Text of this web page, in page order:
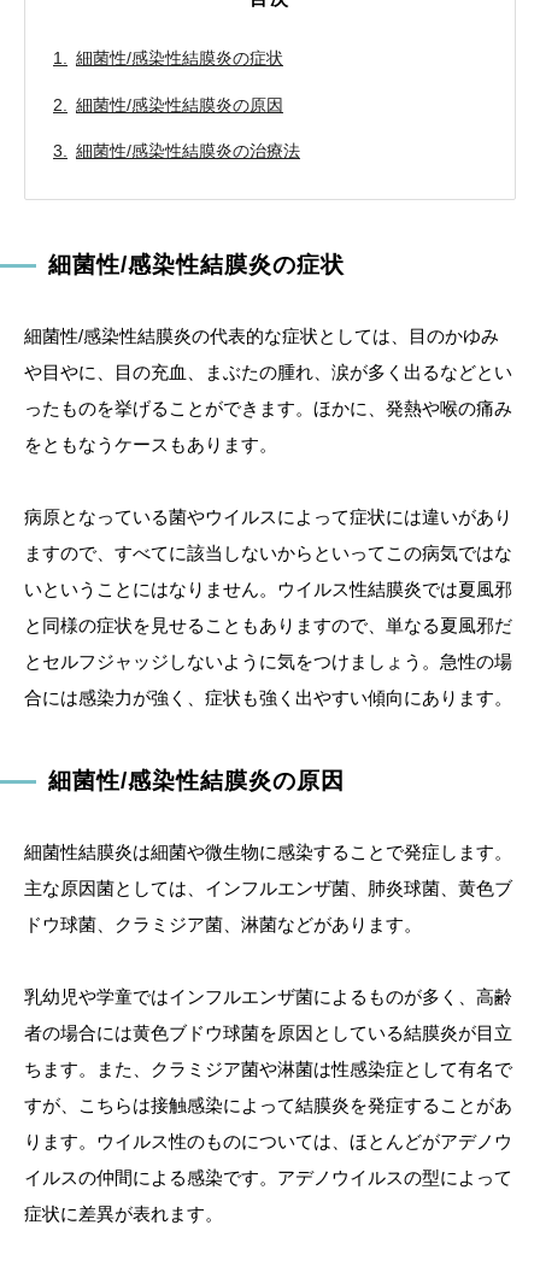
細菌性/感染性結膜炎の症状
細菌性/感染性結膜炎の原因
細菌性/感染性結膜炎の治療法
細菌性/感染性結膜炎の症状
細菌性/感染性結膜炎の代表的な症状としては、目のかゆみ
や目やに、目の充血、まぶたの腫れ、涙が多く出るなどとい
ったものを挙げることができます。ほかに、発熱や喉の痛み
をともなうケースもあります。
病原となっている菌やウイルスによって症状には違いがあり
ますので、すべてに該当しないからといってこの病気ではな
いということにはなりません。ウイルス性結膜炎では夏風邪
と同様の症状を見せることもありますので、単なる夏風邪だ
とセルフジャッジしないように気をつけましょう。急性の場
合には感染力が強く、症状も強く出やすい傾向にあります。
細菌性/感染性結膜炎の原因
細菌性結膜炎は細菌や微生物に感染することで発症します。
主な原因菌としては、インフルエンザ菌、肺炎球菌、黄色ブ
ドウ球菌、クラミジア菌、淋菌などがあります。
乳幼児や学童ではインフルエンザ菌によるものが多く、高齢
者の場合には黄色ブドウ球菌を原因としている結膜炎が目立
ちます。また、クラミジア菌や淋菌は性感染症として有名で
すが、こちらは接触感染によって結膜炎を発症することがあ
ります。ウイルス性のものについては、ほとんどがアデノウ
イルスの仲間による感染です。アデノウイルスの型によって
症状に差異が表れます。